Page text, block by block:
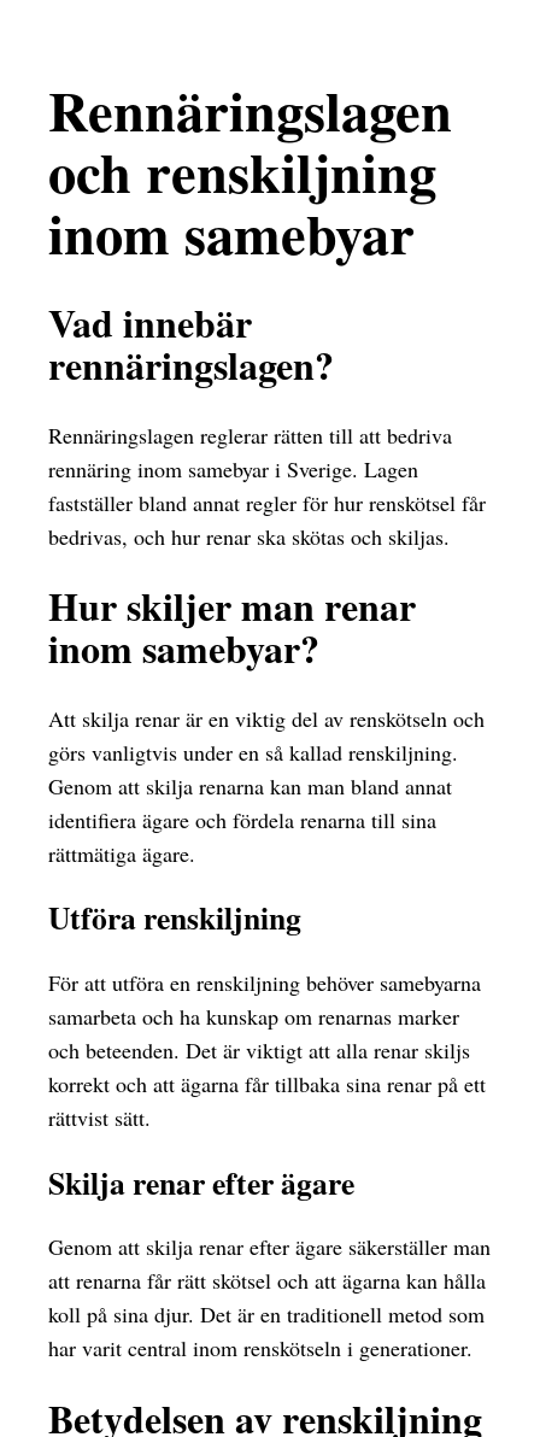
Rennäringslagen
och renskiljning
inom samebyar
Vad innebär
rennäringslagen?
Rennäringslagen reglerar rätten till att bedriva
rennäring inom samebyar i Sverige. Lagen
fastställer bland annat regler för hur renskötsel får
bedrivas, och hur renar ska skötas och skiljas.
Hur skiljer man renar
inom samebyar?
Att skilja renar är en viktig del av renskötseln och
görs vanligtvis under en så kallad renskiljning.
Genom att skilja renarna kan man bland annat
identifiera ägare och fördela renarna till sina
rättmätiga ägare.
Utföra renskiljning
För att utföra en renskiljning behöver samebyarna
samarbeta och ha kunskap om renarnas marker
och beteenden. Det är viktigt att alla renar skiljs
korrekt och att ägarna får tillbaka sina renar på ett
rättvist sätt.
Skilja renar efter ägare
Genom att skilja renar efter ägare säkerställer man
att renarna får rätt skötsel och att ägarna kan hålla
koll på sina djur. Det är en traditionell metod som
har varit central inom renskötseln i generationer.
Betydelsen av renskiljning